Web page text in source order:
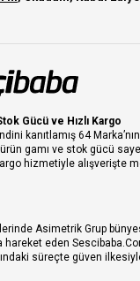
Gücü ve Hızlı Kargo
kanıtlamış 64
gamı ve stok gücü
hizmetiyle alışverişte
Asimetrik Grup
hareket eden
süreçte güven